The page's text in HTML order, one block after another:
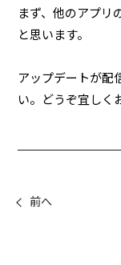
まず、他のアプリ
と思います。
アップデートが配
い。どうぞ宜しく
前へ